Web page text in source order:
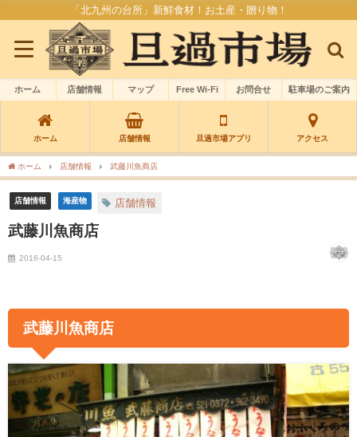
「北九州の台所」新鮮食材！お土産・贈り物！
ホーム 店舗情報 マップ Free Wi-Fi お問合せ 駐車場のご案内
ホーム 店舗情報 旦過市場アプリ アクセス
ホーム 店舗情報 武藤川魚商店
店舗情報 海産物 店舗情報
武藤川魚商店
2016-04-15
武藤川魚商店